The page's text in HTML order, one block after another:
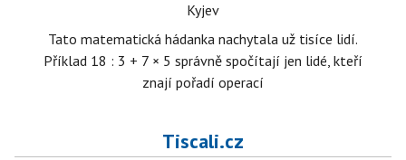
Kyjev
Tato matematická hádanka nachytala už tisíce lidí.
Příklad 18 : 3 + 7 × 5 správně spočítají jen lidé, kteří
znají pořadí operací
Tiscali.cz